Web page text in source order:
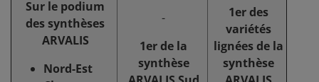
Sur le podium
des synthèses
ARVALIS
Nord-Est
-
1er de la
synthèse
1er des
variétés
lignées de la
synthèse